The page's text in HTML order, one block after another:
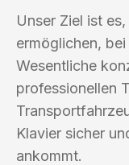
Unser Ziel ist
ermöglichen,
Wesentliche
professionellen
Klavier sicher
ankommt.